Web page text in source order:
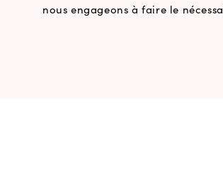
nous engageons à faire le